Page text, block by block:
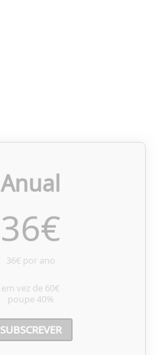
Anual
36€
36€ por ano
em vez de 60€
poupe40%
SUBSCREVER